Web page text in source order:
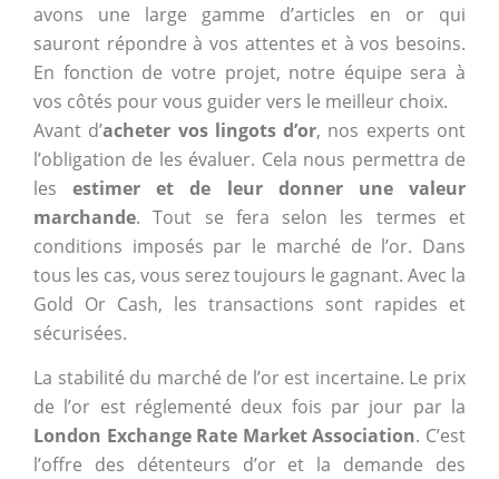
avons une large gamme d’articles en or qui
sauront répondre à vos attentes et à vos besoins.
En fonction de votre projet, notre équipe sera à
vos côtés pour vous guider vers le meilleur choix.
Avant d’acheter vos lingots d’or, nos experts ont
l’obligation de les évaluer. Cela nous permettra de
lesestimer et de leur donner une valeur
marchande. Tout se fera selon les termes et
conditions imposés par le marché de l’or. Dans
tous les cas, vous serez toujours le gagnant. Avec la
Gold Or Cash, les transactions sont rapides et
sécurisées.
La stabilité du marché de l’or est incertaine. Le prix
de l’or est réglementé deux fois par jour par la
London Exchange Rate Market Association. C’est
l’offre des détenteurs d’or et la demande des